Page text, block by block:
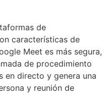
de
características de
Meet es más segura,
de procedimiento
en directo y genera una
y reunión de